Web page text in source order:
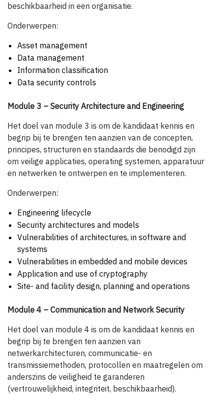
beschikbaarheid in een organisatie.
Onderwerpen:
Asset management
Data management
Information classification
Data security controls
Module 3 – Security Architecture and Engineering
Het doel van module 3 is om de kandidaat kennis en
begrip bij te brengen ten aanzien van de concepten,
principes, structuren en standaards die benodigd zijn
om veilige applicaties, operating systemen, apparatuur
en netwerken te ontwerpen en te implementeren.
Onderwerpen:
Engineering lifecycle
Security architectures and models
Vulnerabilities of architectures, in software and
systems
Vulnerabilities in embedded and mobile devices
Application and use of cryptography
Site- and facility design, planning and operations
Module 4 – Communication and Network Security
Het doel van module 4 is om de kandidaat kennis en
begrip bij te brengen ten aanzien van
netwerkarchitecturen, communicatie- en
transmissiemethoden, protocollen en maatregelen om
anderszins de veiligheid te garanderen
(vertrouwelijkheid, integriteit, beschikbaarheid).